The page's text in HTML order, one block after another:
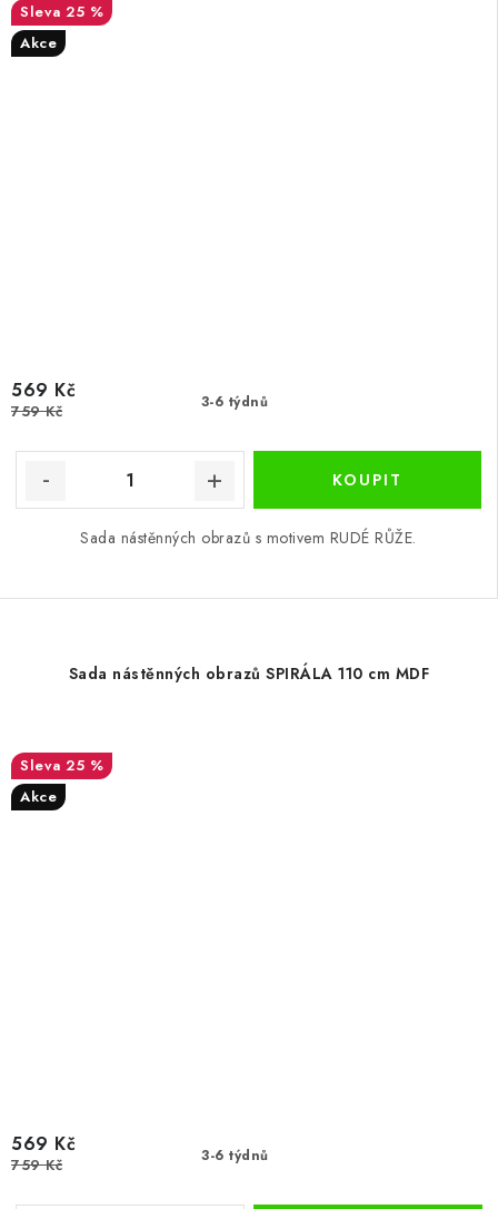
25 %
Akce
3-6 týdnů
569 Kč
759 Kč
Sada nástěnných obrazů s motivem RUDÉ RŮŽE.
Sada nástěnných obrazů SPIRÁLA 110 cm MDF
25 %
Akce
3-6 týdnů
569 Kč
759 Kč